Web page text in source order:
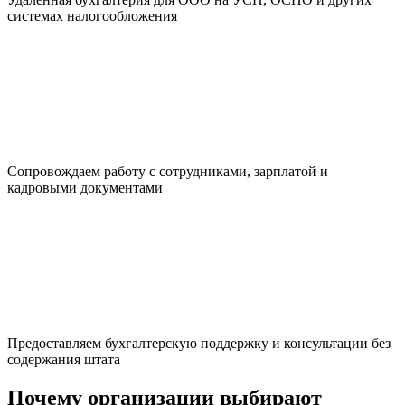
системах налогообложения
Сопровождаем работу с сотрудниками, зарплатой и
кадровыми документами
Предоставляем бухгалтерскую поддержку и консультации без
содержания штата
Почему организации выбирают